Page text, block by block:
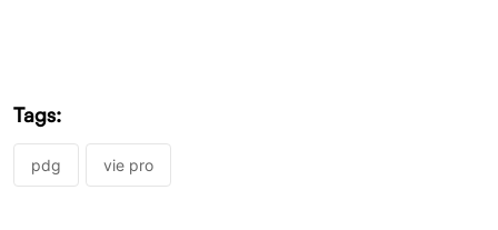
Tags:
pdg vie pro